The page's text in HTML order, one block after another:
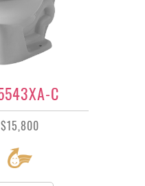
C
$15,800